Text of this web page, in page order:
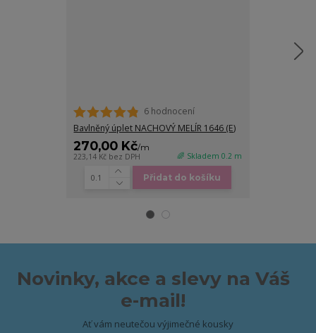
6 hodnocení
Bavlněný úplet NACHOVÝ MELÍR 1646 (E)
270,00 Kč/m
223,14 Kč bez DPH 🌈 Skladem 0.2 m
Přidat do košíku
Novinky, akce a slevy na Váš
e-mail!
Ať vám neutečou výjimečné kousky